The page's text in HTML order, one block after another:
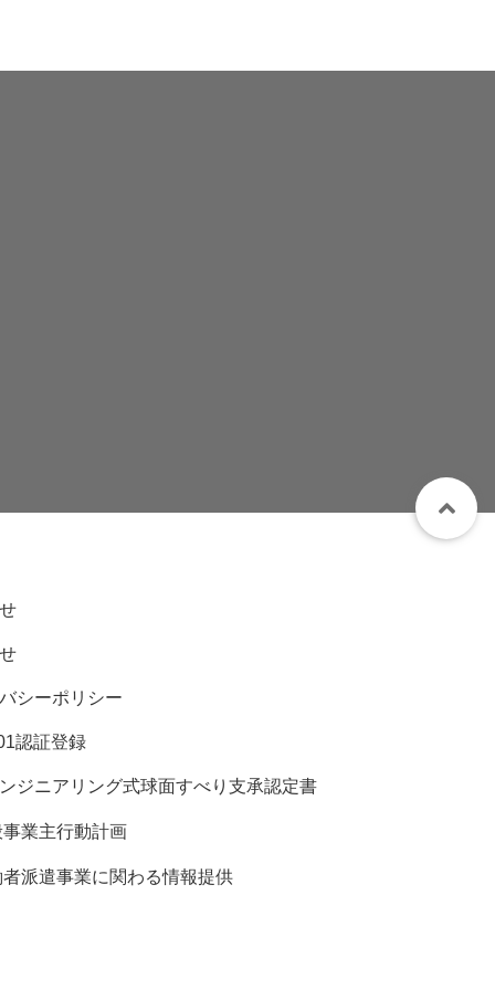
シーポリシー
認証登録
ジニアリング式球面すべり支承認定書
事業主行動計画
者派遣事業に関わる情報提供